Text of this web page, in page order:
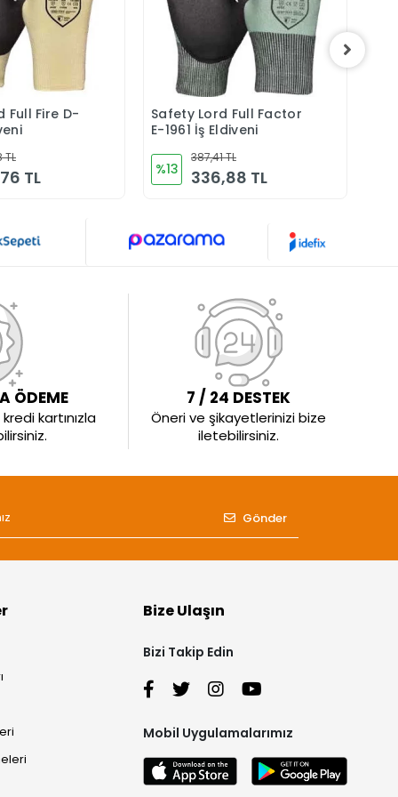
Ekle
Full Fire D-
TL
TL
Sepete Ekle
Safety Lord Full Factor
E-1961 İş Eldiveni
%13
387,41 TL
336,88 TL
ÖDEME
kartınızla
7 / 24 DESTEK
Öneri ve şikayetlerinizi bize
iletebilirsiniz.
Gönder
Bize Ulaşın
Bizi Takip Edin
Mobil Uygulamalarımız